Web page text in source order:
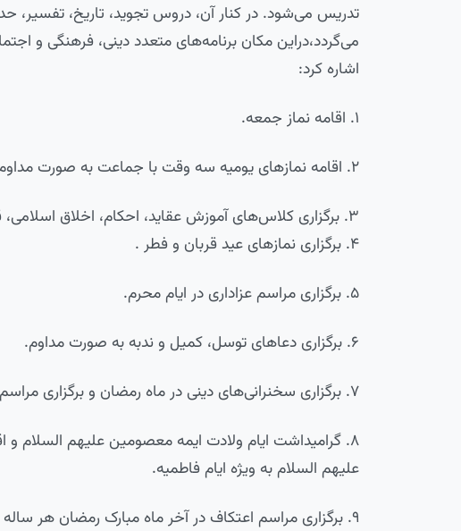
تدریس می‌شود. در کنار آن، دروس تجوید، تاریخ، تفسیر،
می‌گردد،دراین مکان برنامه‌های متعدد دینی، فرهنگی و
اشاره کرد:
۱. اقامه نماز جمعه.
۲. اقامه نماز‌های یومیه سه وقت با جماعت به صورت مداوم
۳. برگزاری کلاس‌های آموزش عقاید، احکام، اخلاق اسلامی، قرآن، روخوانی، روانخوانی، تجوید و قرائت قرآن.
۴. برگزاری نماز‌های عید قربان و فطر .
۵. برگزاری مراسم عزاداری در ایام محرم.
۶. برگزاری دعاهای توسل، کمیل و ندبه به صورت مداوم.
۷. برگزاری سخنرانی‌های دینی در ماه رمضان و برگزاری مراسم شب‌های قدر.
۸. گرامیداشت ایام ولادت ایمه معصومین علیهم السلام
علیهم السلام به ویژه ایام فاطمیه.
۹. برگزاری مراسم اعتکاف در آخر ماه مبارک رمضان هر ساله با حضور مؤمنین.